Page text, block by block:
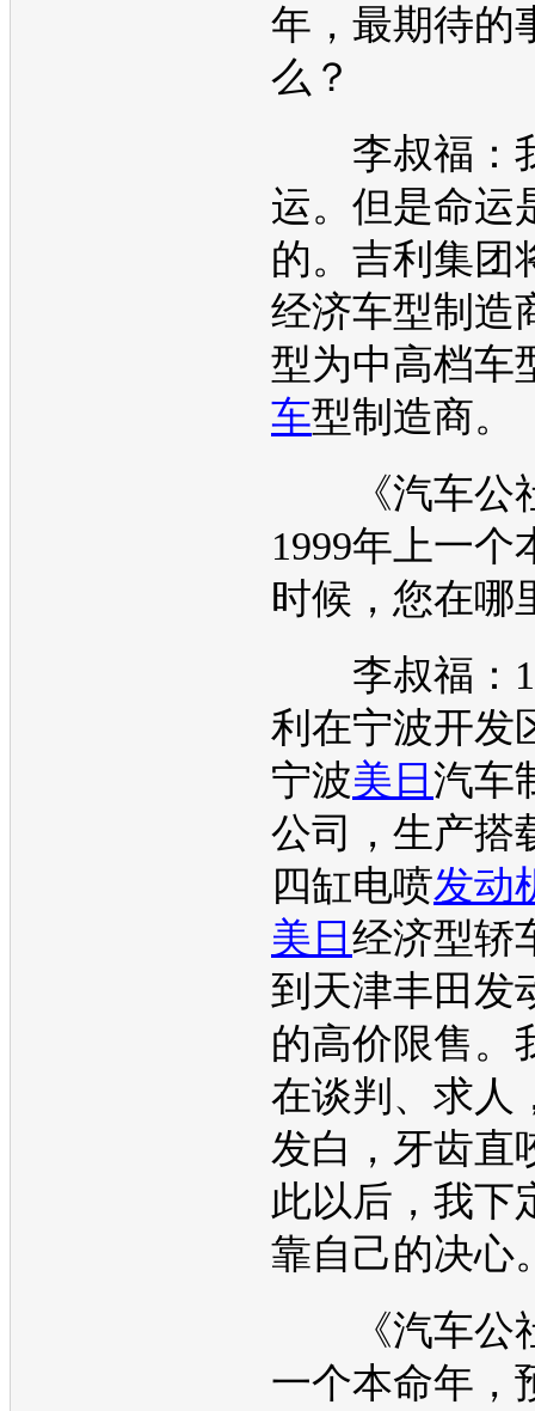
年，最期待的
么？
李叔福：
运。但是命运
的。 吉利 集团
经济车型制造
型为中高档车
车型制造商。
《汽车公
1999年上一个
时候，您在哪
李叔福：
利 在宁波开发
宁波美日 汽车
公司，生产搭
四缸电喷发动
美日 经济型轿
到天津丰田 发
的高价限售。
在谈判、求人
发白，牙齿
此以后，我下
靠自己的决心
《汽车公
一个本命年，